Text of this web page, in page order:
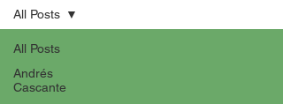
All Posts
Andrés
Cascante
All Posts